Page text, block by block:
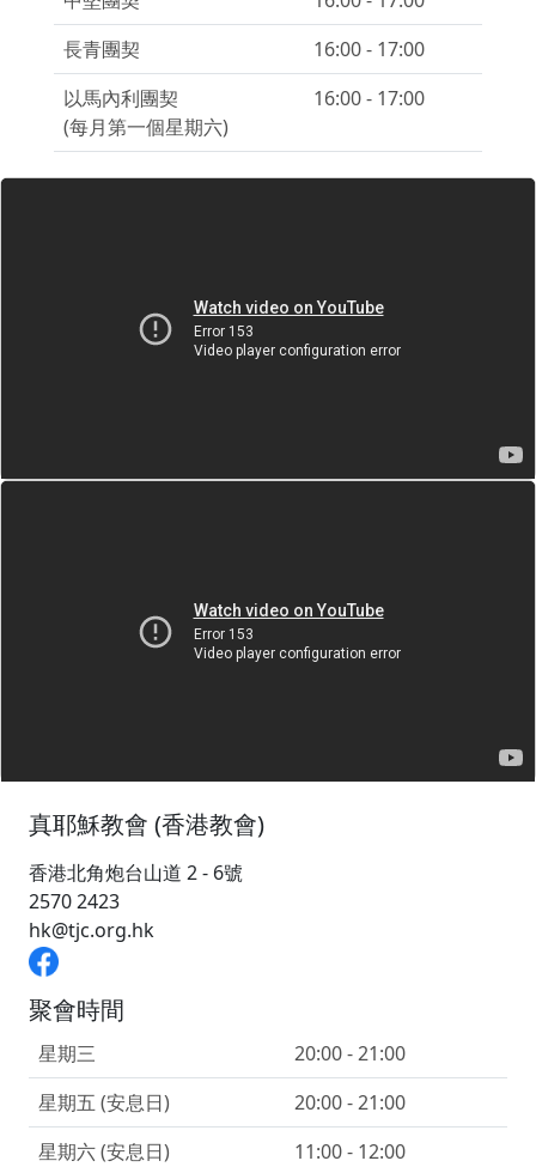
長青團契
16:00 - 17:00
以馬內利團契
(每月第一個星期六)
16:00 - 17:00
真耶穌教會 (香港教會)
香港北角炮台山道 2 - 6號
2570 2423
hk@tjc.org.hk
聚會時間
星期三
20:00 - 21:00
星期五 (安息日)
20:00 - 21:00
星期六 (安息日)
11:00 - 12:00